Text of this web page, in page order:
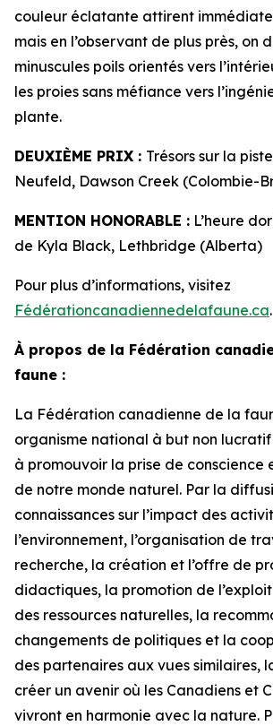
couleur éclatante attirent
mais en l’observant de plus près, on
minuscules poils orientés vers
les proies sans méfiance vers
plante.
DEUXIÈME PRIX : Trésors sur la
Neufeld, Dawson Creek (Colombie-
MENTION HONORABLE : L’heure
de Kyla Black, Lethbridge (Alberta)
Pour plus d’informations, visitez
Fédérationcanadiennedelafaune.ca.
À propos de la Fédération
faune :
La Fédération canadienne de la
organisme national à but non lucratif
à promouvoir la prise de conscience
de notre monde naturel. Par la
connaissances sur l’impact des
l’environnement, l’organisation de
recherche, la création et l’offre de
didactiques, la promotion de
des ressources naturelles, la
changements de politiques et la
des partenaires aux vues similaires,
créer un avenir où les Canadiens et
vivront en harmonie avec la nature.